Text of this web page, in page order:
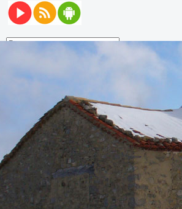
de Javalambre abrirán este sábado
escuelas